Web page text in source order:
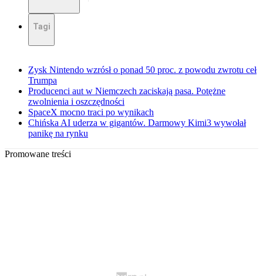
Tagi
Zysk Nintendo wzrósł o ponad 50 proc. z powodu zwrotu ceł
Trumpa
Producenci aut w Niemczech zaciskają pasa. Potężne
zwolnienia i oszczędności
SpaceX mocno traci po wynikach
Chińska AI uderza w gigantów. Darmowy Kimi3 wywołał
panikę na rynku
Promowane treści